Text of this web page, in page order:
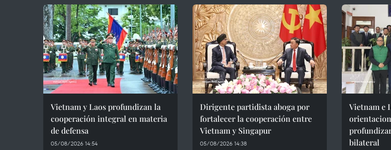
Vietnam y Laos profundizan la
cooperación integral en materia
de defensa
05/08/2026 14:54
Dirigente partidista aboga por
fortalecer la cooperación entre
Vietnam y Singapur
05/08/2026 14:38
Vietnam e
bilateral